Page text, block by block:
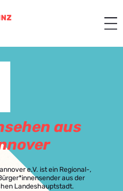
aus
e.V. ist ein Regional-,
aus der
Landeshauptstadt.